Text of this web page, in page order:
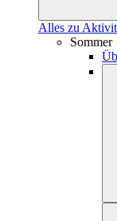
Alles zu
Sommer